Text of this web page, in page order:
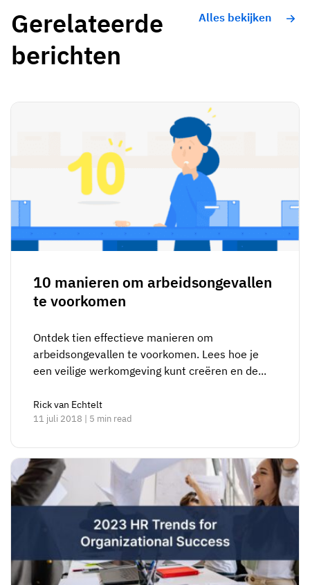
Gerelateerde
berichten
Alles bekijken
10 manieren om arbeidsongevallen
te voorkomen
Ontdek tien effectieve manieren om
arbeidsongevallen te voorkomen. Lees hoe je
een veilige werkomgeving kunt creëren en de...
Rick van Echtelt
11 juli 2018 | 5 min read